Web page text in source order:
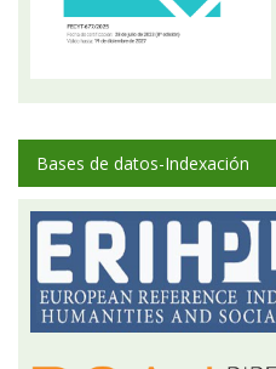
Bases de datos-Indexación